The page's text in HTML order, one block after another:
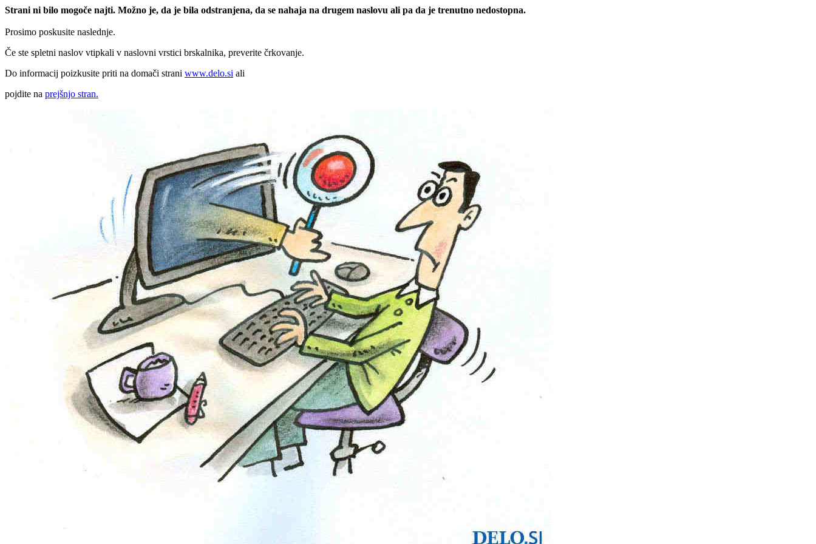
Strani ni bilo mogoče najti. Možno je, da je bila odstranjena, da se nahaja na drugem naslovu ali pa da je trenutno nedostopna.
Prosimo poskusite naslednje.
Če ste spletni naslov vtipkali v naslovni vrstici brskalnika, preverite črkovanje.
Do informacij poizkusite priti na domači strani www.delo.si ali
pojdite na prejšnjo stran.